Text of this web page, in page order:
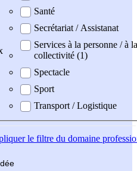
Santé
Secrétariat / Assistanat
Services à la personne / à la
collectivité (1)
Spectacle
Sport
Transport / Logistique
le filtre du domaine